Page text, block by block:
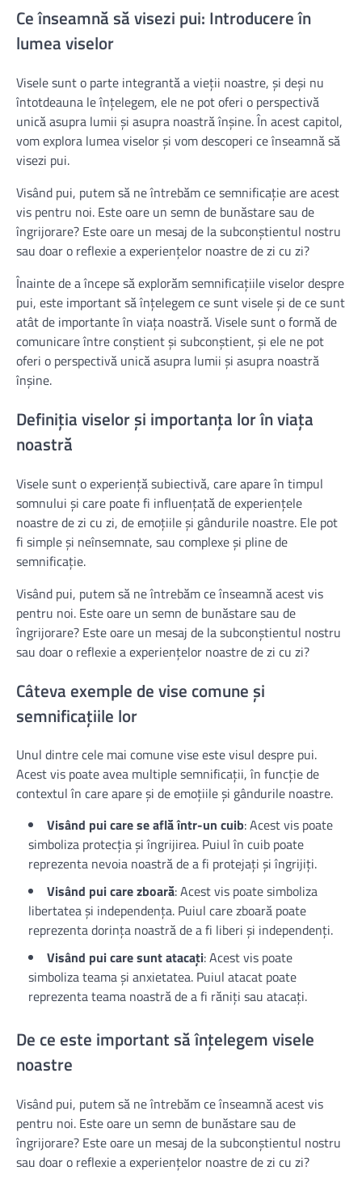
Ce înseamnă să visezi pui: Introducere în
lumea viselor
Visele sunt o parte integrantă a vieții noastre, și deși nu
întotdeauna le înțelegem, ele ne pot oferi o perspectivă
unică asupra lumii și asupra noastră înșine. În acest capitol,
vom explora lumea viselor și vom descoperi ce înseamnă să
visezi pui.
Visând pui, putem să ne întrebăm ce semnificație are acest
vis pentru noi. Este oare un semn de bunăstare sau de
îngrijorare? Este oare un mesaj de la subconștientul nostru
sau doar o reflexie a experiențelor noastre de zi cu zi?
Înainte de a începe să explorăm semnificațiile viselor despre
pui, este important să înțelegem ce sunt visele și de ce sunt
atât de importante în viața noastră. Visele sunt o formă de
comunicare între conștient și subconștient, și ele ne pot
oferi o perspectivă unică asupra lumii și asupra noastră
înșine.
Definiția viselor și importanța lor în viața
noastră
Visele sunt o experiență subiectivă, care apare în timpul
somnului și care poate fi influențată de experiențele
noastre de zi cu zi, de emoțiile și gândurile noastre. Ele pot
fi simple și neînsemnate, sau complexe și pline de
semnificație.
Visând pui, putem să ne întrebăm ce înseamnă acest vis
pentru noi. Este oare un semn de bunăstare sau de
îngrijorare? Este oare un mesaj de la subconștientul nostru
sau doar o reflexie a experiențelor noastre de zi cu zi?
Câteva exemple de vise comune și
semnificațiile lor
Unul dintre cele mai comune vise este visul despre pui.
Acest vis poate avea multiple semnificații, în funcție de
contextul în care apare și de emoțiile și gândurile noastre.
Visând pui care se află într-un cuib: Acest vis poate
simboliza protecția și îngrijirea. Puiul în cuib poate
reprezenta nevoia noastră de a fi protejați și îngrijiți.
Visând pui care zboară: Acest vis poate simboliza
libertatea și independența. Puiul care zboară poate
reprezenta dorința noastră de a fi liberi și independenți.
Visând pui care sunt atacați: Acest vis poate
simboliza teama și anxietatea. Puiul atacat poate
reprezenta teama noastră de a fi răniți sau atacați.
De ce este important să înțelegem visele
noastre
Visând pui, putem să ne întrebăm ce înseamnă acest vis
pentru noi. Este oare un semn de bunăstare sau de
îngrijorare? Este oare un mesaj de la subconștientul nostru
sau doar o reflexie a experiențelor noastre de zi cu zi?